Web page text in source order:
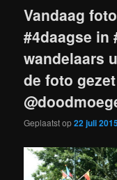
Vandaag
#4daagse in
wandelaars
de foto
Geplaatst op22 juli